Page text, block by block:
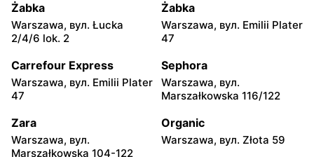
Żabka
Warszawa, вул. Łucka
2/4/6 lok. 2
Żabka
Warszawa, вул. Emilii Plater
47
Carrefour Express
Warszawa, вул. Emilii Plater
47
Sephora
Warszawa, вул.
Marszałkowska 116/122
Zara
Warszawa, вул.
Marszałkowska 104-122
Organic
Warszawa, вул. Złota 59